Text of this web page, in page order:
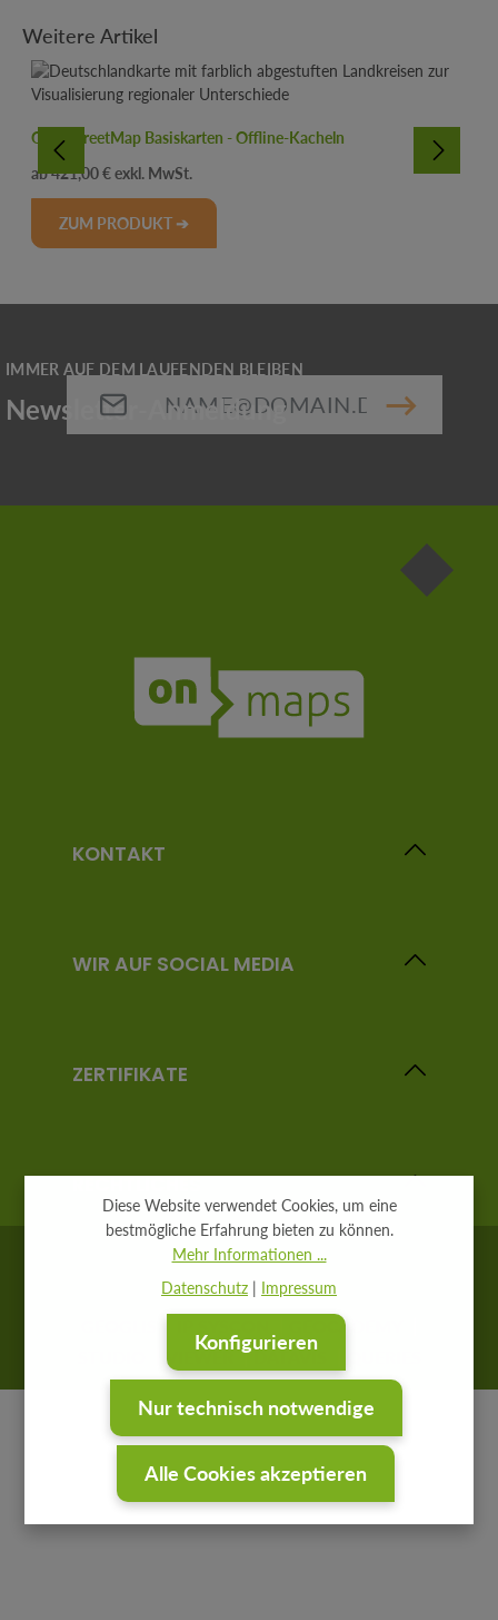
Produktgalerie überspringen
Weitere Artikel
OpenStreetMap Basiskarten - Offline-Kacheln
Regulärer Preis:
421,00 €
ZUM PRODUKT ➔
Pflichtfelder.
KONTAKT
WIR AUF SOCIAL MEDIA
ZERTIFIKATE
GEOCADEMY
VIEWER DATAVIS
Diese Website verwendet Cookies, um eine
bestmögliche Erfahrung bieten zu können.
Mehr Informationen ...
Datenschutz | Impressum
Nur technisch notwendige
Konfigurieren
Alle Cookies akzeptieren